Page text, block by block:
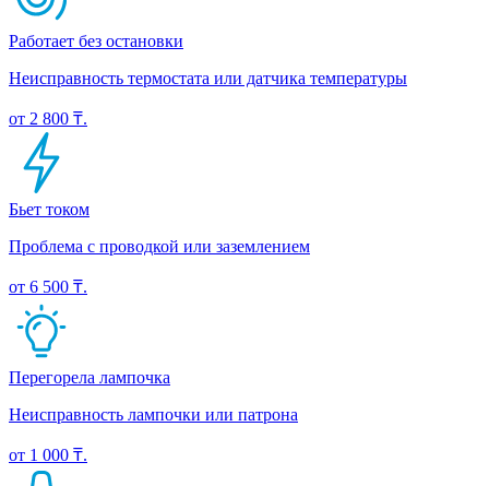
Работает без остановки
Неисправность термостата или датчика температуры
от 2 800 ₸.
Бьет током
Проблема с проводкой или заземлением
от 6 500 ₸.
Перегорела лампочка
Неисправность лампочки или патрона
от 1 000 ₸.